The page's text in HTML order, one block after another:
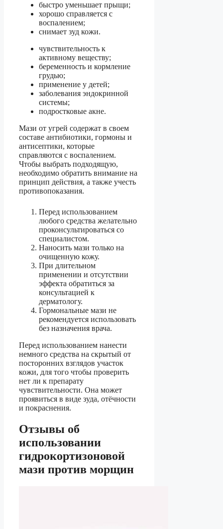
быстро уменьшает прыщи;
хорошо справляется с
воспалением;
снимает зуд кожи.
чувствительность к
активному веществу;
беременность и кормление
грудью;
применение у детей;
заболевания эндокринной
системы;
подростковые акне.
Мази от угрей содержат в своем
составе антибиотики, гормоны и
антисептики, которые
справляются с воспалением.
Чтобы выбрать подходящую,
необходимо обратить внимание на
принцип действия, а также учесть
противопоказания.
Перед использованием
любого средства желательно
проконсультироваться со
специалистом.
Наносить мази только на
очищенную кожу.
При длительном
применении и отсутствии
эффекта обратиться за
консультацией к
дерматологу.
Гормональные мази не
рекомендуется использовать
без назначения врача.
Перед использованием нанести
немного средства на скрытый от
посторонних взглядов участок
кожи, для того чтобы проверить
нет ли к препарату
чувствительности. Она может
проявиться в виде зуда, отёчности
и покраснения.
Отзывы об
использовании
гидрокортизоновой
мази против морщин